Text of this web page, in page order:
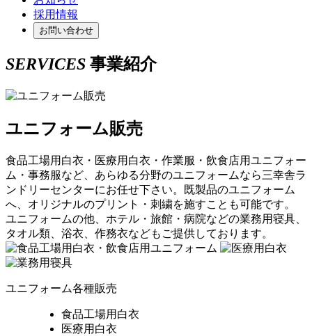
採用情報
お問い合わせ
SERVICES 事業紹介
ユニフォーム販売
食品工場用白衣・医療用白衣・作業服・飲食店用ユニフォー
ム・事務服など、あらゆる分野のユニフォームなら三幸舎ラ
ンドリーセンターにお任せ下さい。既製品のユニフォーム
へ、オリジナルのプリント・刺繍を施すことも可能です。
ユニフォームの他、ホテル・旅館・病院などの業務用寝具、
タオル類、浴衣、作務衣などもご提供しております。
ユニフォーム各種販売
食品工場用白衣
医療用白衣